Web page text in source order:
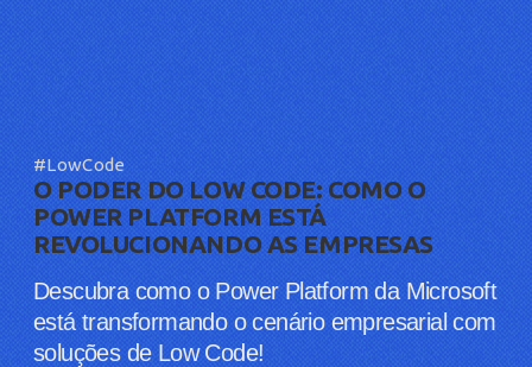
#LowCode
O PODER DO LOW CODE: COMO O
POWER PLATFORM ESTÁ
REVOLUCIONANDO AS EMPRESAS
Descubra como o Power Platform da Microsoft
está transformando o cenário empresarial com
soluções de Low Code!